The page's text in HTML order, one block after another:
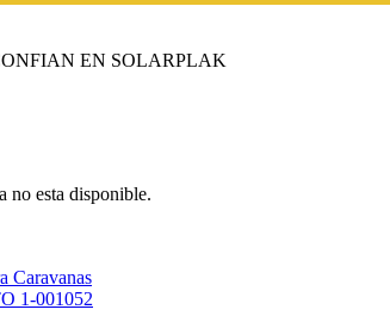
EN SOLARPLAK
no esta disponible.
Caravanas
1-001052